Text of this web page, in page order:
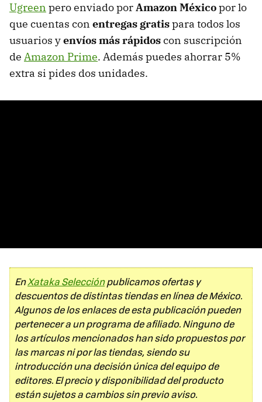
Ugreen pero enviado porAmazon Méxicopor lo
que cuentas con entregas gratispara todos los
usuarios yenvíos más rápidoscon suscripción
de Amazon Prime. Además puedes ahorrar 5%
extra si pides dos unidades.
EnXataka Selecciónpublicamos ofertas y
descuentos de distintas tiendas en línea de México.
Algunos de los enlaces de esta publicación pueden
pertenecer a un programa de afiliado. Ninguno de
los artículos mencionados han sido propuestos por
las marcas ni por las tiendas, siendo su
introducción una decisión única del equipo de
editores. El precio y disponibilidad del producto
están sujetos a cambios sin previo aviso.